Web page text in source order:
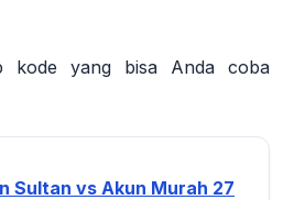
kode yang bisa Anda coba
Sultan vs Akun Murah 27